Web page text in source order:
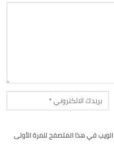
في هذا المتصفح للمرة الأولى